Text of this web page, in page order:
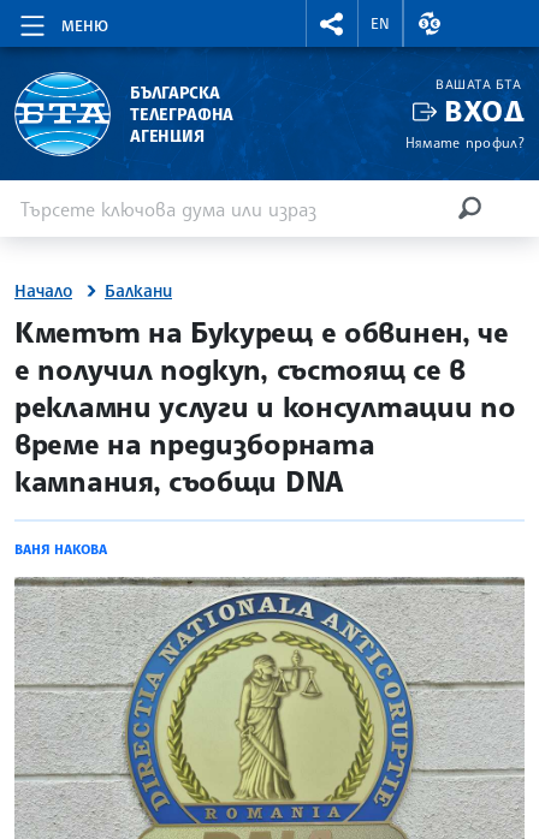
МЕНЮ
RIGHTMENU.SOCIAL
EN
ВАЛУТНИ
БЪЛГАРСКА
ТЕЛЕГРАФНА
АГЕНЦИЯ
ВАШАТА БТА
ВХОД
Нямате профил?
Начало Балкани
site.bta
Кметът на Букурещ е обвинен, че
е получил подкуп, състоящ се в
рекламни услуги и консултации по
време на предизборната
кампания, съобщи DNA
ВАНЯ НАКОВА